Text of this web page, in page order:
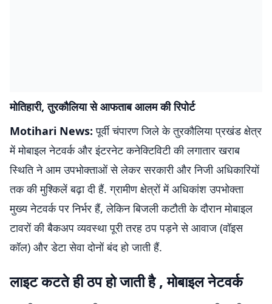
मोतिहारी, तुरकौलिया से आफताब आलम की रिपोर्ट
Motihari News: पूर्वी चंपारण जिले के तुरकौलिया प्रखंड क्षेत्र
में मोबाइल नेटवर्क और इंटरनेट कनेक्टिविटी की लगातार खराब
स्थिति ने आम उपभोक्ताओं से लेकर सरकारी और निजी अधिकारियों
तक की मुश्किलें बढ़ा दी हैं. ग्रामीण क्षेत्रों में अधिकांश उपभोक्ता
मुख्य नेटवर्क पर निर्भर हैं, लेकिन बिजली कटौती के दौरान मोबाइल
टावरों की बैकअप व्यवस्था पूरी तरह ठप पड़ने से आवाज (वॉइस
कॉल) और डेटा सेवा दोनों बंद हो जाती हैं.
लाइट कटते ही ठप हो जाती है , मोबाइल नेटवर्क